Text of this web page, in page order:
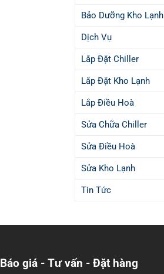
Bảo Dưỡng Kho Lạnh
Dịch Vụ
Lắp Đặt Chiller
Lắp Đặt Kho Lạnh
Lắp Điều Hoà
Sửa Chữa Chiller
Sửa Điều Hoà
Sửa Kho Lạnh
Tin Tức
Báo giá - Tư vấn - Đặt hàng